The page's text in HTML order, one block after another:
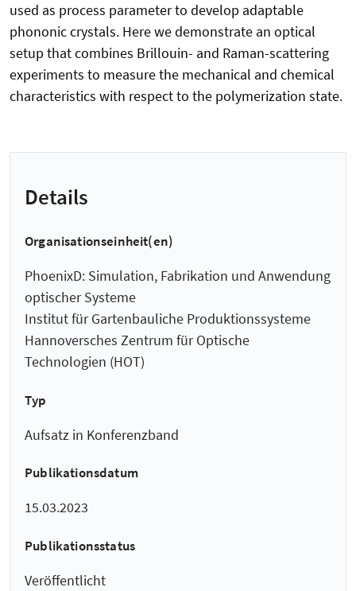
used as process parameter to develop adaptable
phononic crystals. Here we demonstrate an optical
setup that combines Brillouin- and Raman-scattering
experiments to measure the mechanical and chemical
characteristics with respect to the polymerization state.
Details
Organisationseinheit(en)
PhoenixD: Simulation, Fabrikation und Anwendung
optischer Systeme
Institut für Gartenbauliche Produktionssysteme
Hannoversches Zentrum für Optische
Technologien (HOT)
Typ
Aufsatz in Konferenzband
Publikationsdatum
15.03.2023
Publikationsstatus
Veröffentlicht